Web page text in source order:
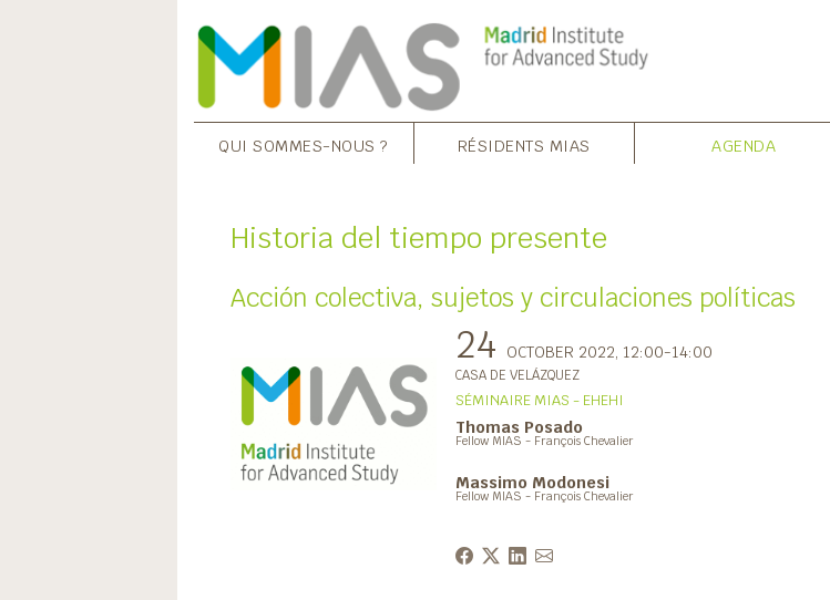
QUI SOMMES-NOUS ? RÉSIDENTS MIAS AGENDA
Historia del tiempo presente
Acción colectiva, sujetos y circulaciones políticas
24 OCTOBER 2022 , 12:00-14:00
CASA DE VELÁZQUEZ
SÉMINAIRE MIAS - EHEHI
Thomas Posado
Fellow MIAS - François Chevalier
Massimo Modonesi
Fellow MIAS - François Chevalier